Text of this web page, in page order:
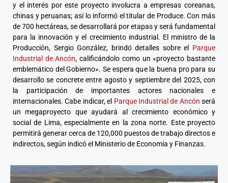
y el interés por este proyecto involucra a empresas coreanas,
chinas y peruanas; así lo informó el titular de Produce. Con más
de 700 hectáreas, se desarrollará por etapas y será fundamental
para la innovación y el crecimiento industrial. El ministro de la
Producción, Sergio González, brindó detalles sobre el Parque
Industrial de Ancón, calificándolo como un «proyecto bastante
emblemático del Gobierno». Se espera que la buena pro para su
desarrollo se concrete entre agosto y septiembre del 2025, con
la participación de importantes actores nacionales e
internacionales. Cabe indicar, el Parque Industrial de Ancón será
un megaproyecto que ayudará al crecimiento económico y
social de Lima, especialmente en la zona norte. Este proyecto
permitirá generar cerca de 120,000 puestos de trabajo directos e
indirectos, según indicó el Ministerio de Economía y Finanzas.